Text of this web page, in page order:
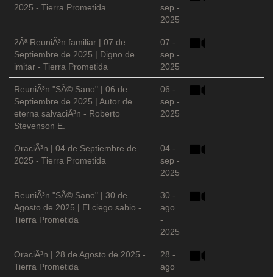
2025 - Tierra Prometida
sep -
2025
2Âª ReuniÃ³n familiar | 07 de
Septiembre de 2025 | Digno de
imitar - Tierra Prometida
07 -
sep -
2025
ReuniÃ³n "SÃ© Sano" | 06 de
Septiembre de 2025 | Autor de
eterna salvaciÃ³n - Roberto
Stevenson E.
06 -
sep -
2025
OraciÃ³n | 04 de Septiembre de
2025 - Tierra Prometida
04 -
sep -
2025
ReuniÃ³n "SÃ© Sano" | 30 de
Agosto de 2025 | El ciego sabio -
Tierra Prometida
30 -
ago
-
2025
OraciÃ³n | 28 de Agosto de 2025 -
Tierra Prometida
28 -
ago